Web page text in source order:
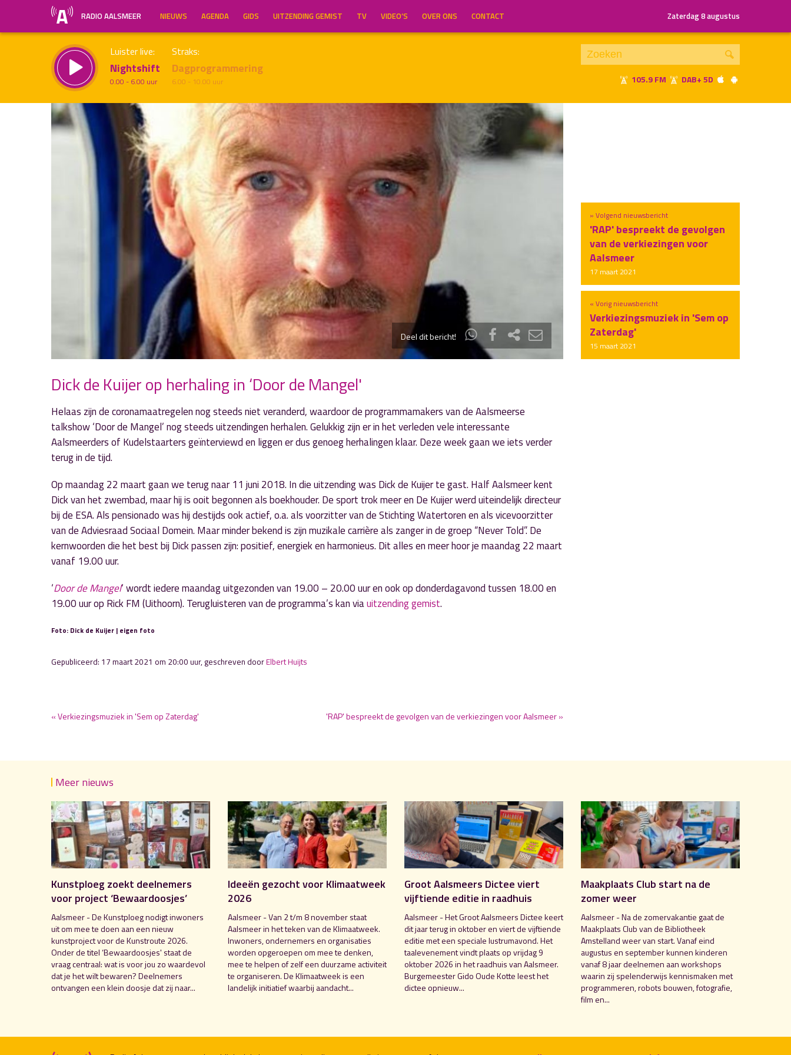
RADIO AALSMEER NIEUWS AGENDA GIDS UITZENDING GEMIST TV VIDEO’S OVER ONS CONTACT Zaterdag 8 augustus
Luister live:
Nightshift
0.00 - 6.00 uur
Straks:
Dagprogrammering
6.00 - 10.00 uur 105.9 FM DAB+ 5D
Deel dit bericht!
« Vorig nieuwsbericht
Verkiezingsmuziek in 'Sem op
Zaterdag'
15 maart 2021
» Volgend nieuwsbericht
'RAP' bespreekt de gevolgen
van de verkiezingen voor
Aalsmeer
17 maart 2021
Dick de Kuijer op herhaling in ‘Door de Mangel'
Helaas zijn de coronamaatregelen nog steeds niet veranderd, waardoor de programmamakers van de Aalsmeerse
talkshow ‘Door de Mangel’ nog steeds uitzendingen herhalen. Gelukkig zijn er in het verleden vele interessante
Aalsmeerders of Kudelstaarters geïnterviewd en liggen er dus genoeg herhalingen klaar. Deze week gaan we iets verder
terug in de tijd.
Op maandag 22 maart gaan we terug naar 11 juni 2018. In die uitzending was Dick de Kuijer te gast. Half Aalsmeer kent
Dick van het zwembad, maar hij is ooit begonnen als boekhouder. De sport trok meer en De Kuijer werd uiteindelijk directeur
bij de ESA. Als pensionado was hij destijds ook actief, o.a. als voorzitter van de Stichting Watertoren en als vicevoorzitter
van de Adviesraad Sociaal Domein. Maar minder bekend is zijn muzikale carrière als zanger in de groep “Never Told”. De
kernwoorden die het best bij Dick passen zijn: positief, energiek en harmonieus. Dit alles en meer hoor je maandag 22 maart
vanaf 19.00 uur.
‘Door de Mangel‘ wordt iedere maandag uitgezonden van 19.00 – 20.00 uur en ook op donderdagavond tussen 18.00 en
19.00 uur op Rick FM (Uithoorn). Terugluisteren van de programma’s kan viauitzending gemist.
Foto: Dick de Kuijer | eigen foto
Gepubliceerd: 17 maart 2021 om 20:00 uur, geschreven doorElbert Huijts
« Verkiezingsmuziek in 'Sem op Zaterdag' 'RAP' bespreekt de gevolgen van de verkiezingen voor Aalsmeer »
Meer nieuws
Kunstploeg zoekt deelnemers
voor project ‘Bewaardoosjes’
Aalsmeer - De Kunstploeg nodigt inwoners
uit om mee te doen aan een nieuw
kunstproject voor de Kunstroute 2026.
Onder de titel ‘Bewaardoosjes' staat de
vraag centraal: wat is voor jou zo waardevol
dat je het wilt bewaren? Deelnemers
ontvangen een klein doosje dat zij naar...
Ideeën gezocht voor Klimaatweek
2026
Aalsmeer - Van 2 t/m 8 november staat
Aalsmeer in het teken van de Klimaatweek.
Inwoners, ondernemers en organisaties
worden opgeroepen om mee te denken,
mee te helpen of zelf een duurzame activiteit
te organiseren. De Klimaatweek is een
landelijk initiatief waarbij aandacht...
Groot Aalsmeers Dictee viert
vijftiende editie in raadhuis
Aalsmeer - Het Groot Aalsmeers Dictee keert
dit jaar terug in oktober en viert de vijftiende
editie met een speciale lustrumavond. Het
taalevenement vindt plaats op vrijdag 9
oktober 2026 in het raadhuis van Aalsmeer.
Burgemeester Gido Oude Kotte leest het
dictee opnieuw...
Maakplaats Club start na de
zomer weer
Aalsmeer - Na de zomervakantie gaat de
Maakplaats Club van de Bibliotheek
Amstelland weer van start. Vanaf eind
augustus en september kunnen kinderen
vanaf 8 jaar deelnemen aan workshops
waarin zij spelenderwijs kennismaken met
programmeren, robots bouwen, fotografie,
film en...